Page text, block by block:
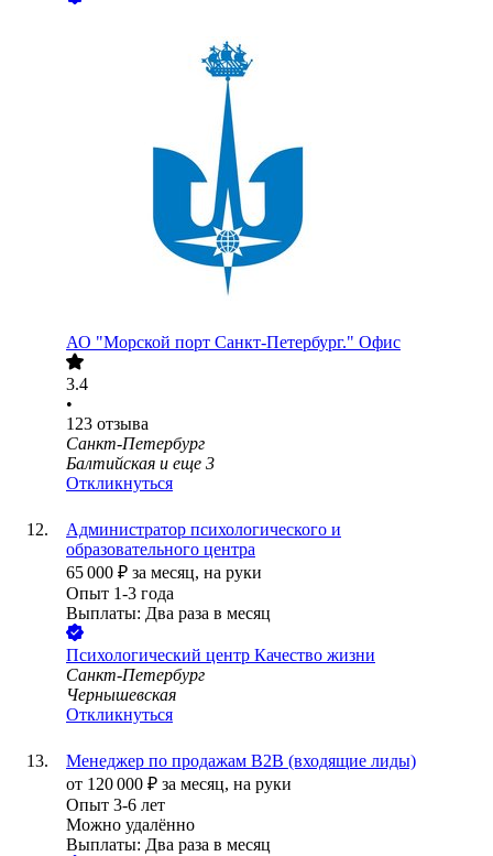
АО "Морской порт Санкт-Петербург." Офис
3.4
•
123 отзыва
Санкт-Петербург
Балтийская и еще 3
Откликнуться
Администратор психологического и
образовательного центра
65 000 ₽ за месяц, на руки
Опыт 1-3 года
Выплаты: Два раза в месяц
Психологический центр Качество жизни
Санкт-Петербург
Чернышевская
Откликнуться
Менеджер по продажам B2B (входящие лиды)
от 120 000 ₽ за месяц, на руки
Опыт 3-6 лет
Можно удалённо
Выплаты: Два раза в месяц